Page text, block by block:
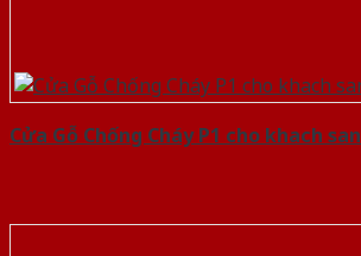
Cửa Gỗ Chống Cháy P1 cho khach san